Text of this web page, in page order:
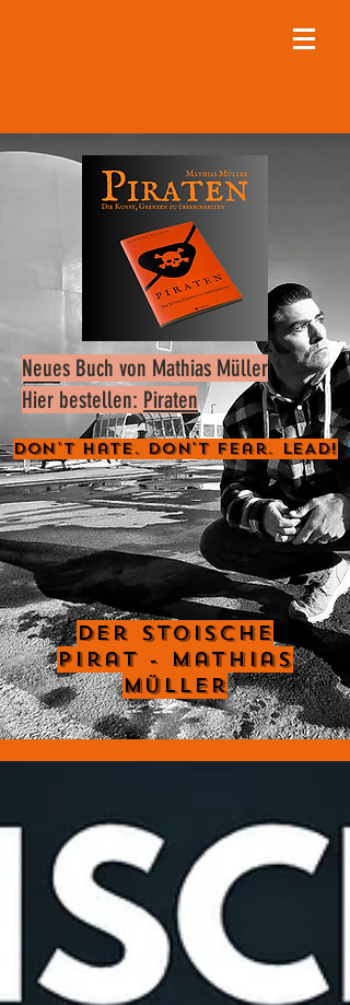
Neues Buch von Mathias Müller
Hier bestellen: Piraten
Don't Hate. Don't Fear. LEAD!
Der Stoische
Pirat - Mathias
Müller